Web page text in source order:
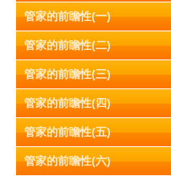
管家的前瞻性(一)
管家的前瞻性(二)
管家的前瞻性(三)
管家的前瞻性(四)
管家的前瞻性(五)
管家的前瞻性(六)